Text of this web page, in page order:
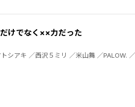
けでなく××力だった